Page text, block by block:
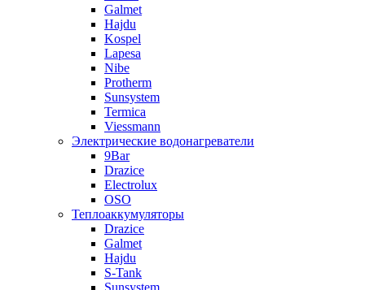
Galmet
Hajdu
Kospel
Lapesa
Nibe
Protherm
Sunsystem
Termica
Viessmann
Электрические водонагреватели
9Bar
Drazice
Electrolux
OSO
Теплоаккумуляторы
Drazice
Galmet
Hajdu
S-Tank
Sunsystem